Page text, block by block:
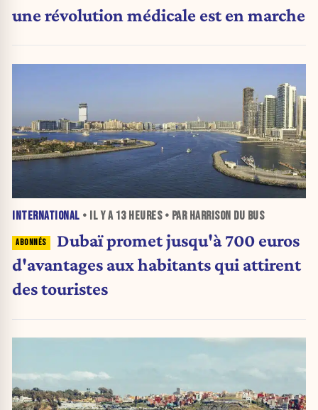
une révolution médicale est en marche
INTERNATIONAL • IL Y A 13 HEURES• PAR HARRISON DU BUS
Dubaï promet jusqu'à 700 euros
d'avantages aux habitants qui attirent
des touristes